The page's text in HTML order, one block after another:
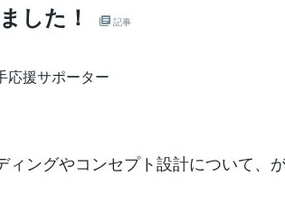
した！
記事
応援サポーター
ィングやコンセプト設計について、